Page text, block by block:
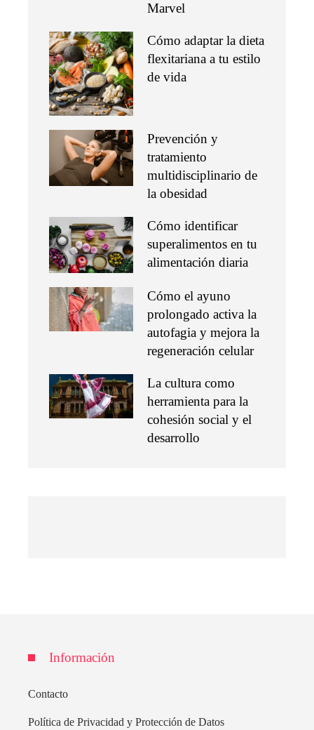
Marvel
Cómo adaptar la dieta
flexitariana a tu estilo
de vida
Prevención y
tratamiento
multidisciplinario de
la obesidad
Cómo identificar
superalimentos en tu
alimentación diaria
Cómo el ayuno
prolongado activa la
autofagia y mejora la
regeneración celular
La cultura como
herramienta para la
cohesión social y el
desarrollo
Información
Contacto
Política de Privacidad y Protección de Datos